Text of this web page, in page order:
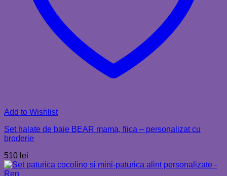
Add to Wishlist
Set halate de baie BEAR mama, fiica – personalizat cu
broderie
510 lei